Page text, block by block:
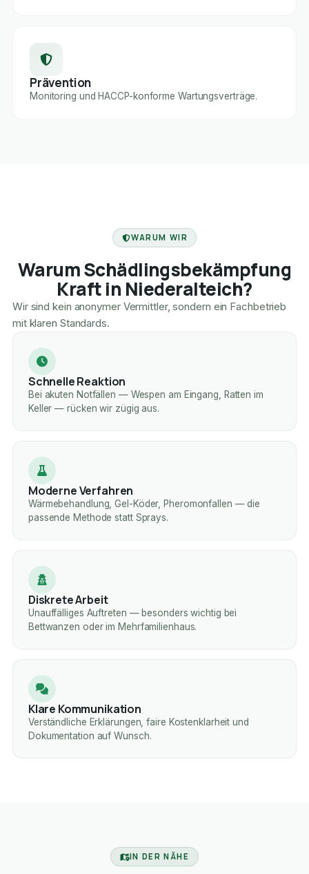
Prävention
Monitoring und HACCP-konforme Wartungsverträge.
WARUM WIR
Warum Schädlingsbekämpfung
Kraft in Niederalteich?
Wir sind kein anonymer Vermittler, sondern ein Fachbetrieb
mit klaren Standards.
Schnelle Reaktion
Bei akuten Notfällen — Wespen am Eingang, Ratten im
Keller — rücken wir zügig aus.
Moderne Verfahren
Wärmebehandlung, Gel-Köder, Pheromonfallen — die
passende Methode statt Sprays.
Diskrete Arbeit
Unauffälliges Auftreten — besonders wichtig bei
Bettwanzen oder im Mehrfamilienhaus.
Klare Kommunikation
Verständliche Erklärungen, faire Kostenklarheit und
Dokumentation auf Wunsch.
IN DER NÄHE